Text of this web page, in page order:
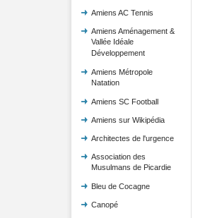
Amiens AC Tennis
Amiens Aménagement &
Vallée Idéale
Développement
Amiens Métropole
Natation
Amiens SC Football
Amiens sur Wikipédia
Architectes de l'urgence
Association des
Musulmans de Picardie
Bleu de Cocagne
Canopé